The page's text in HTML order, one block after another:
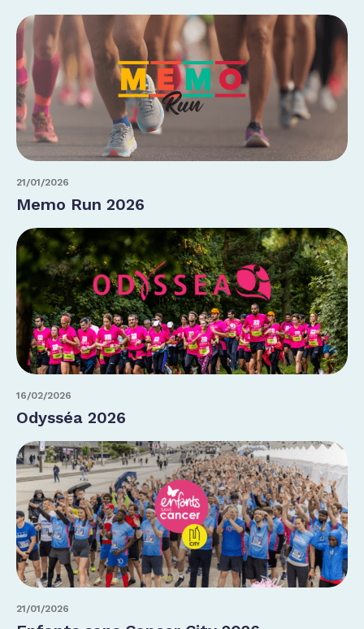
21/01/2026
Memo Run 2026
16/02/2026
Odysséa 2026
21/01/2026